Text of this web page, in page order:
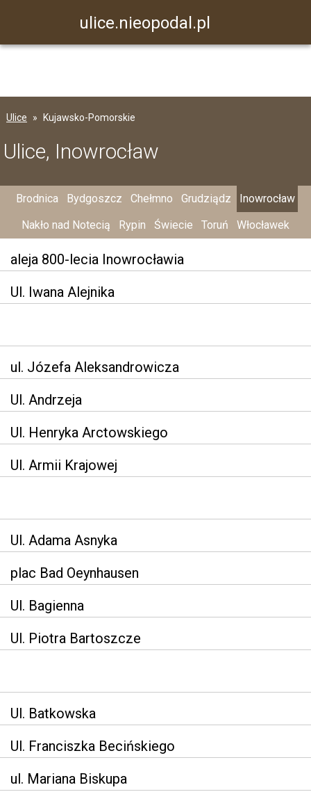
ulice.nieopodal.pl
Ulice Kujawsko-Pomorskie
Ulice, Inowrocław
Brodnica Bydgoszcz Chełmno Grudziądz
Inowrocław
Nakło nad Notecią
Rypin Świecie Toruń Włocławek
aleja 800-lecia Inowrocławia
Ul. Iwana Alejnika
ul. Józefa Aleksandrowicza
Ul. Andrzeja
Ul. Henryka Arctowskiego
Ul. Armii Krajowej
Ul. Adama Asnyka
plac Bad Oeynhausen
Ul. Bagienna
Ul. Piotra Bartoszcze
Ul. Batkowska
Ul. Franciszka Becińskiego
ul. Mariana Biskupa